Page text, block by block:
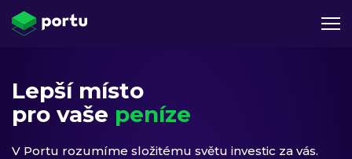
Lepší místo
pro vaše peníze
V Portu rozumíme složitému světu investic za vás.